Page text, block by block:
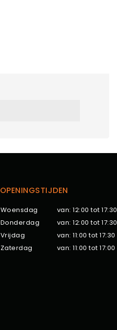
OPENINGSTIJDEN
Woensdag
van: 12:00 tot 17:30
Donderdag
van: 12:00 tot 17:30
Vrijdag
van: 11:00 tot 17:30
Zaterdag
van: 11:00 tot 17:00